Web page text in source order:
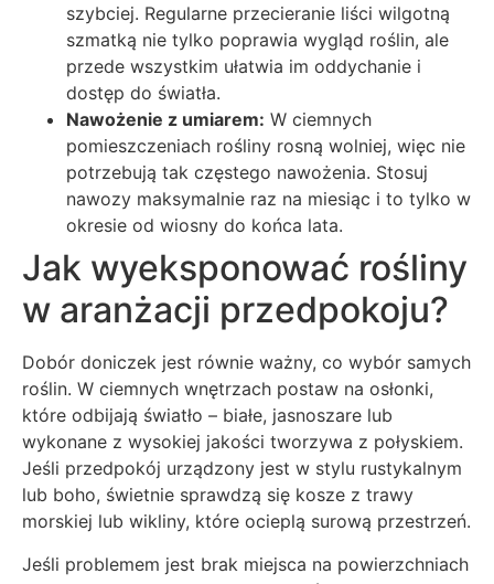
szybciej. Regularne przecieranie liści wilgotną
szmatką nie tylko poprawia wygląd roślin, ale
przede wszystkim ułatwia im oddychanie i
dostęp do światła.
Nawożenie z umiarem: W ciemnych
pomieszczeniach rośliny rosną wolniej, więc nie
potrzebują tak częstego nawożenia. Stosuj
nawozy maksymalnie raz na miesiąc i to tylko w
okresie od wiosny do końca lata.
Jak wyeksponować rośliny
w aranżacji przedpokoju?
Dobór doniczek jest równie ważny, co wybór samych
roślin. W ciemnych wnętrzach postaw na osłonki,
które odbijają światło – białe, jasnoszare lub
wykonane z wysokiej jakości tworzywa z połyskiem.
Jeśli przedpokój urządzony jest w stylu rustykalnym
lub boho, świetnie sprawdzą się kosze z trawy
morskiej lub wikliny, które ocieplą surową przestrzeń.
Jeśli problemem jest brak miejsca na powierzchniach